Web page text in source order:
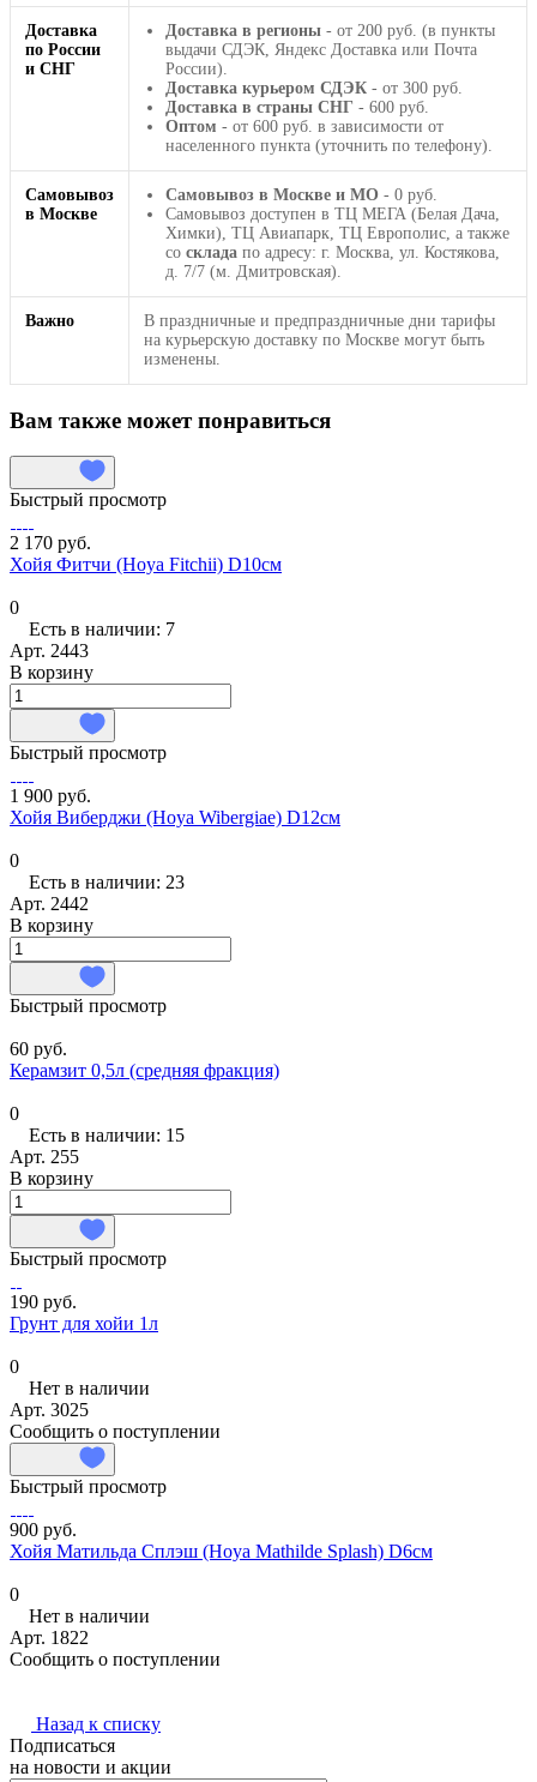
Доставка
по России
и СНГ
Доставка в регионы - от 200 руб. (в пункты
выдачи СДЭК, Яндекс Доставка или Почта
России).
Доставка курьером СДЭК - от 300 руб.
Доставка в страны СНГ - 600 руб.
Оптом - от 600 руб. в зависимости от
населенного пункта (уточнить по телефону).
Самовывоз
в Москве
Самовывоз в Москве и МО - 0 руб.
Самовывоз доступен в ТЦ МЕГА (Белая Дача,
Химки), ТЦ Авиапарк, ТЦ Европолис, а также
со склада по адресу: г. Москва, ул. Костякова,
д. 7/7 (м. Дмитровская).
Важно
В праздничные и предпраздничные дни тарифы
на курьерскую доставку по Москве могут быть
изменены.
Вам также может понравиться
Быстрый просмотр
2 170 руб.
Хойя Фитчи (Hoya Fitchii) D10см
0
Есть в наличии: 7
Арт. 2443
В корзину
Быстрый просмотр
1 900 руб.
Хойя Виберджи (Hoya Wibergiae) D12см
0
Есть в наличии: 23
Арт. 2442
В корзину
Быстрый просмотр
60 руб.
Керамзит 0,5л (средняя фракция)
0
Есть в наличии: 15
Арт. 255
В корзину
Быстрый просмотр
190 руб.
Грунт для хойи 1л
0
Нет в наличии
Арт. 3025
Сообщить о поступлении
Быстрый просмотр
900 руб.
Хойя Матильда Сплэш (Hoya Mathilde Splash) D6см
0
Нет в наличии
Арт. 1822
Сообщить о поступлении
Назад к списку
Подписаться
на новости и акции